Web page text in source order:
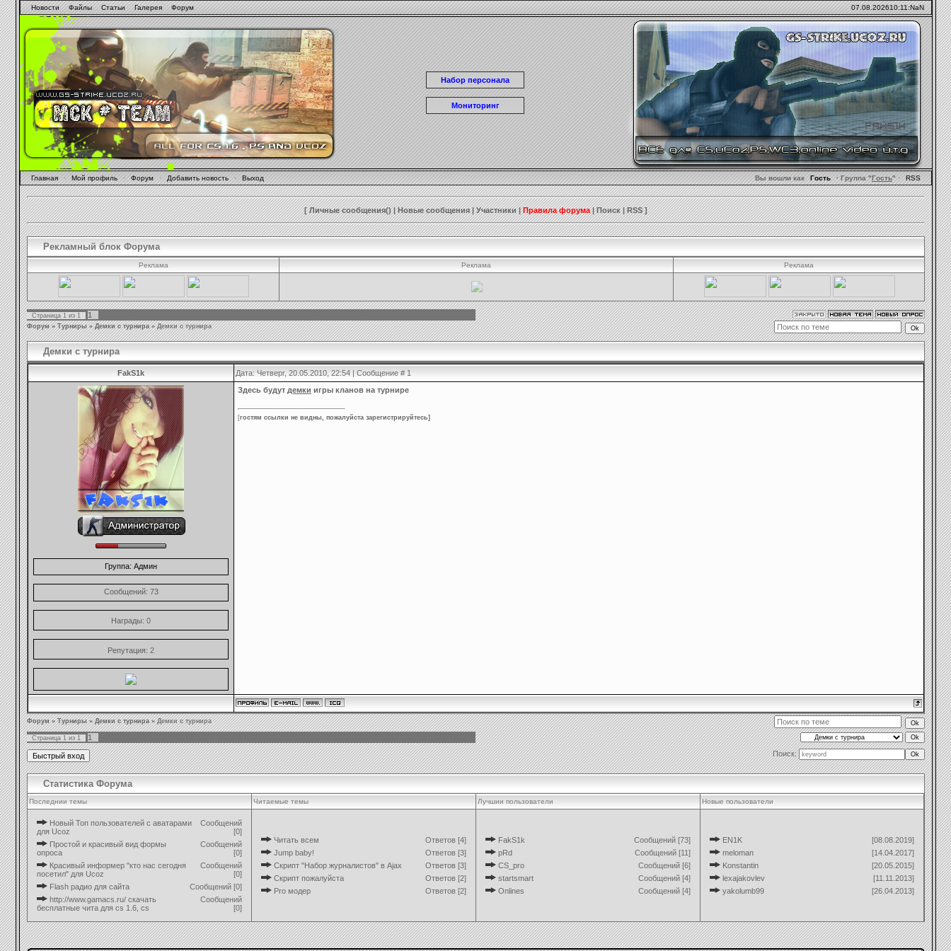
Новости Файлы Статьи Галерея Форум 07.08.202610:11:NaN
Набор персонала
Мониторинг
Главная · Мой профиль · Форум · Добавить новость · Выход Вы вошли как Гость · Группа "Гость"· RSS
[Личные сообщения()|Новые сообщения|Участники|Правила форума|Поиск|RSS]
Рекламный блок Форума
Реклама Реклама Реклама
Страница 1 из 1 1
Форум » Турниры » Демки с турнира » Демки с турнира
Демки с турнира
FakS1k Дата: Четверг, 20.05.2010, 22:54 | Сообщение # 1
Группа: Админ
Сообщений: 73
Награды: 0
Репутация: 2
Здесь будут демки игры кланов на турнире
[гостям ссылки не видны, пожалуйста зарегистрируйтесь]
Форум » Турниры » Демки с турнира » Демки с турнира
Страница 1 из 1
1
Поиск:
Статистика Форума
Последнии темы Читаемые темы Лучшии пользователи Новые пользователи
Новый Топ пользователей с аватарами
для Ucoz
Сообщений
[0]
Простой и красивый вид формы
опроса
Сообщений
[0]
Красивый информер "кто нас сегодня
посетил" для Ucoz
Сообщений
[0]
Flash радио для сайта
Сообщений [0]
http://www.gamacs.ru/ cкачать
бесплатные чита для cs 1.6, cs
Сообщений
[0]
Читать всем
Ответов [4]
Jump baby!
Ответов [3]
Скрипт "Набор журналистов" в Ajax
Ответов [3]
Скрипт пожалуйста
Ответов [2]
Pro модер
Ответов [2]
FakS1k
Сообщений [73]
pRd
Сообщений [11]
CS_pro
Сообщений [6]
startsmart
Сообщений [4]
Onlines
Сообщений [4]
EN1K
[08.08.2019]
meloman
[14.04.2017]
Konstantin
[20.05.2015]
lexajakovlev
[11.11.2013]
yakolumb99
[26.04.2013]